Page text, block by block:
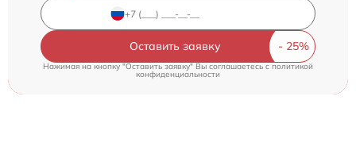
Оставить заявку
Нажимая на кнопку "Оставить заявку" Вы соглашаетесь c политикой
конфиденциальности